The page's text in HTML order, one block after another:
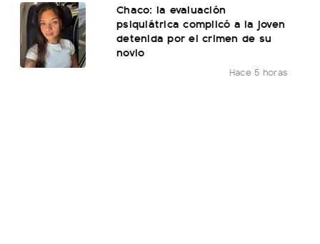
Chaco: la evaluación
psiquiátrica complicó a la joven
detenida por el crimen de su
novio
Hace 5 horas